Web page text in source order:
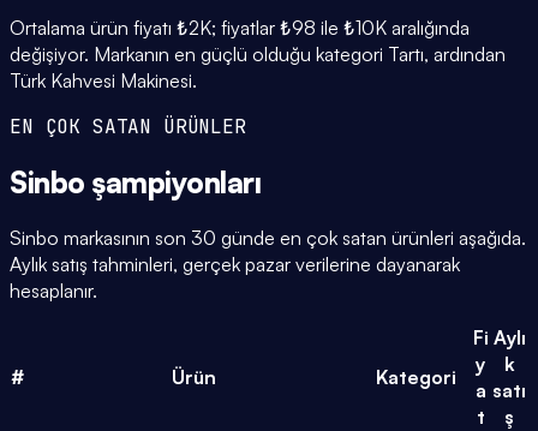
Ortalama ürün fiyatı ₺2K; fiyatlar ₺98 ile ₺10K aralığında
değişiyor. Markanın en güçlü olduğu kategori Tartı, ardından
Türk Kahvesi Makinesi.
EN ÇOK SATAN ÜRÜNLER
Sinbo şampiyonları
Sinbo markasının son 30 günde en çok satan ürünleri aşağıda.
Aylık satış tahminleri, gerçek pazar verilerine dayanarak
hesaplanır.
# Ürün Kategori
Fi
y
a
t
Aylı
k
satı
ş